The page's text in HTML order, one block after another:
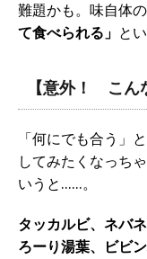
難題かも。味自体
て食べられる」 と
【意外！ こん
「何にでも合う」
してみたくなっちゃ
いうと……。
タッカルビ、ネバ
ろーり湯葉、ビビ